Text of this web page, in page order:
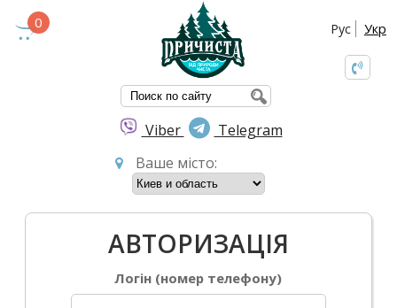
ПОШУКОВА
Viber
Telegram
Ваше місто:
АВТОРИЗАЦІЯ
Логін (номер телефону)
0 Рус Укр